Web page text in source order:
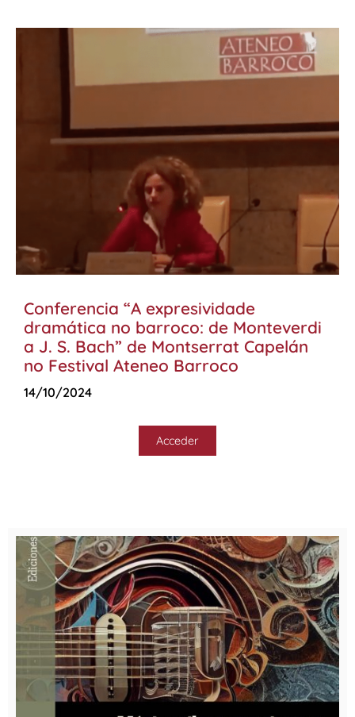
Conferencia “A expresividade
dramática no barroco: de Monteverdi
a J. S. Bach” de Montserrat Capelán
no Festival Ateneo Barroco
14/10/2024
Acceder